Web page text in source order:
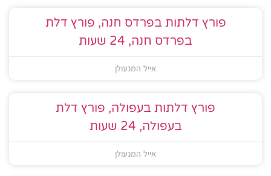
פורץ דלתות בפרדס חנה, פורץ דלת
בפרדס חנה, 24 שעות
אייל המנעולן
פורץ דלתות בעפולה, פורץ דלת
בעפולה, 24 שעות
אייל המנעולן